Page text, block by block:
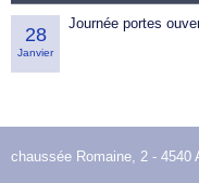
28
Janvier
Journée portes
chaussée Romaine, 2 - 4540